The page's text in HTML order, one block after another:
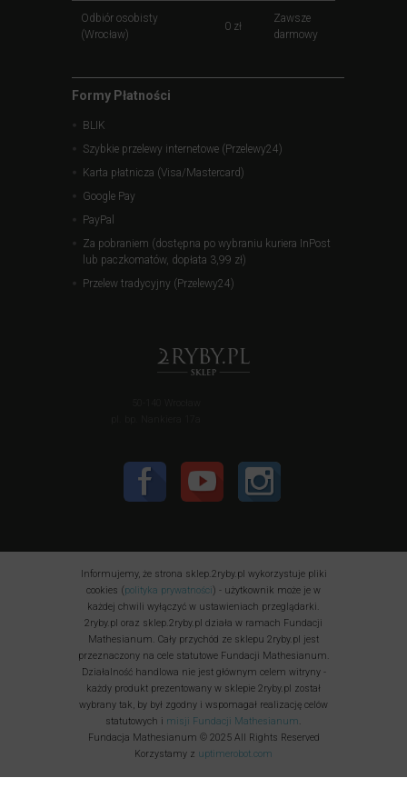
Odbiór osobisty
(Wrocław)
0 zł
Zawsze
darmowy
Formy Płatności
BLIK
Szybkie przelewy internetowe (Przelewy24)
Karta płatnicza (Visa/Mastercard)
Google Pay
PayPal
Za pobraniem (dostępna po wybraniu kuriera InPost
lub paczkomatów, dopłata 3,99 zł)
Przelew tradycyjny (Przelewy24)
Informujemy, że strona sklep.2ryby.pl wykorzystuje pliki
cookies (polityka prywatności) - użytkownik może je w
każdej chwili wyłączyć w ustawieniach przeglądarki.
2ryby.pl oraz sklep.2ryby.pl działa w ramach Fundacji
Mathesianum. Cały przychód ze sklepu 2ryby.pl jest
przeznaczony na cele statutowe Fundacji Mathesianum.
Działalność handlowa nie jest głównym celem witryny -
każdy produkt prezentowany w sklepie 2ryby.pl został
wybrany tak, by był zgodny i wspomagał realizację celów
statutowych i misji Fundacji Mathesianum.
Fundacja Mathesianum © 2025 All Rights Reserved
Korzystamy z uptimerobot.com